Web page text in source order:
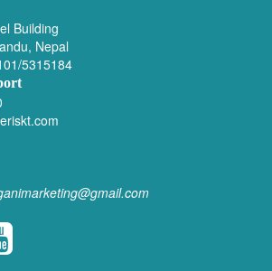
Building
Nepal
5315184